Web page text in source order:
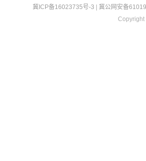
冀ICP备16023735号-3
冀公网安备